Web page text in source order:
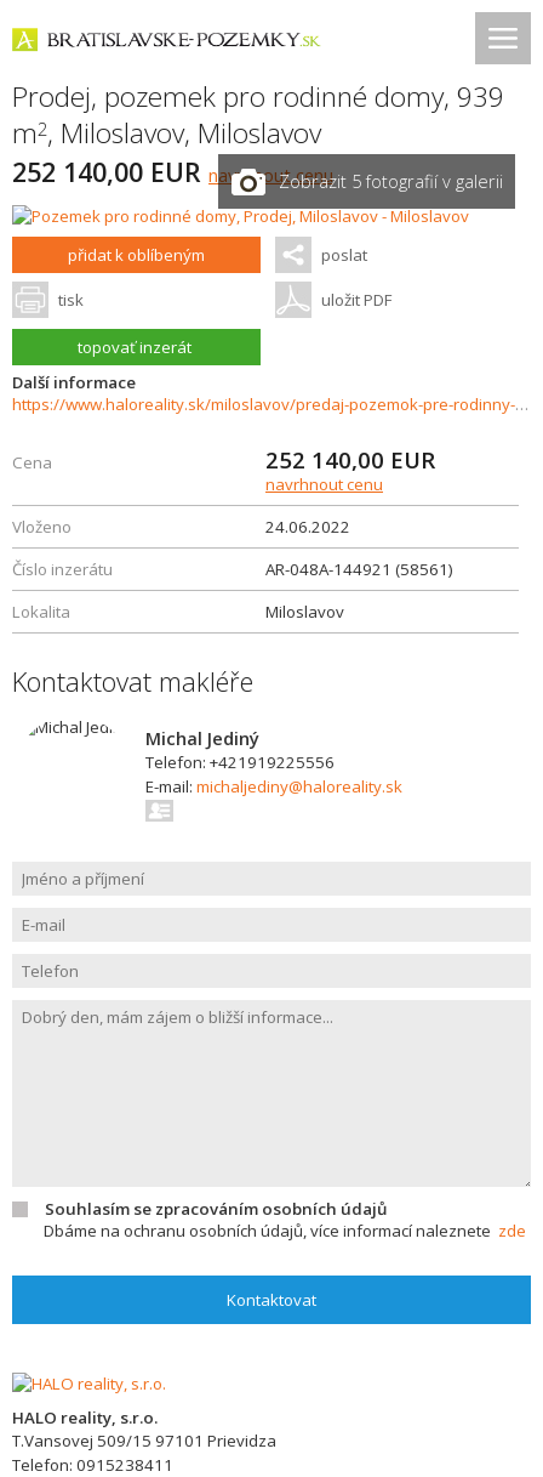
Prodej, pozemek pro rodinné domy, 939
m2, Miloslavov, Miloslavov
252 140,00 EUR navrhnout cenuZobrazit 5 fotografií v galerii
přidat k oblíbeným poslat
tisk uložit PDF
topovať inzerát
Další informace
https://www.haloreality.sk/miloslavov/predaj-pozemok-pre-rodinny-dom-939-m2-miloslavov/58561
Cena 252 140,00 EUR
navrhnout cenu
Vloženo
24.06.2022
Číslo inzerátu
AR-048A-144921 (58561)
Lokalita
Miloslavov
Kontaktovat makléře
Michal Jediný
Telefon: +421919225556
E-mail: michaljediny@haloreality.sk
Souhlasím se zpracováním osobních údajů
Dbáme na ochranu osobních údajů, více informací naleznete zde
Kontaktovat
HALO reality, s.r.o.
T.Vansovej 509/15 97101 Prievidza
Telefon: 0915238411